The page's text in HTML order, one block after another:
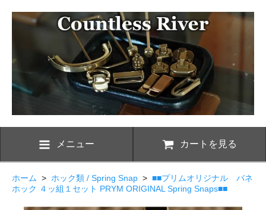
メニュー カートを見る
ホーム > ホック類 / Spring Snap > ■■プリムオリジナル バネ
ホック ４ッ組１セット PRYM ORIGINAL Spring Snaps■■